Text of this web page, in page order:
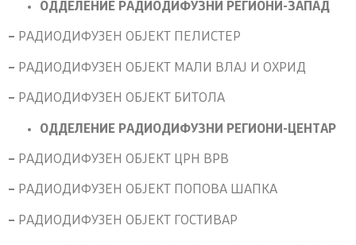
ОДДЕЛЕНИЕ РАДИОДИФУЗНИ РЕГИОНИ-ЗАПАД
– РАДИОДИФУЗЕН ОБЈЕКТ ПЕЛИСТЕР
– РАДИОДИФУЗЕН ОБЈЕКТ МАЛИ ВЛАЈ И ОХРИД
– РАДИОДИФУЗЕН ОБЈЕКТ БИТОЛА
ОДДЕЛЕНИЕ РАДИОДИФУЗНИ РЕГИОНИ-ЦЕНТАР
– РАДИОДИФУЗЕН ОБЈЕКТ ЦРН ВРВ
– РАДИОДИФУЗЕН ОБЈЕКТ ПОПОВА ШАПКА
– РАДИОДИФУЗЕН ОБЈЕКТ ГОСТИВАР